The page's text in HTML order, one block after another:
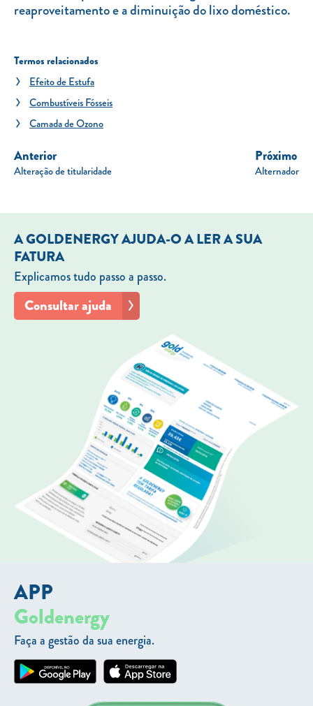
reaproveitamento e a diminuição do lixo doméstico.
Termos relacionados
Efeito de Estufa
Combustíveis Fósseis
Camada de Ozono
Anterior
Alteração de titularidade
Próximo
Alternador
A GOLDENERGY AJUDA-O A LER A SUA
FATURA
Explicamos tudo passo a passo.
Consultar ajuda
APP
Goldenergy
Faça a gestão da sua energia.